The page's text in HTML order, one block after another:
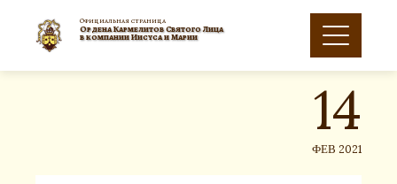
content
Официальная страница
Oрдена Кармелитов Святого Лица
в компании Иисуса и Марии 14
ФЕВ 2021